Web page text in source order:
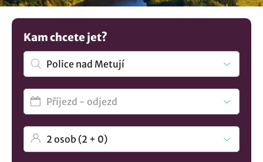
Kam chcete jet?